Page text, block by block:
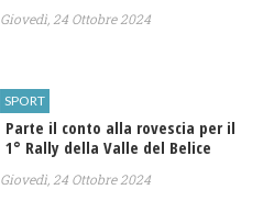
Giovedì, 24 Ottobre 2024
SPORT
Parte il conto alla rovescia per il
1° Rally della Valle del Belice
Giovedì, 24 Ottobre 2024